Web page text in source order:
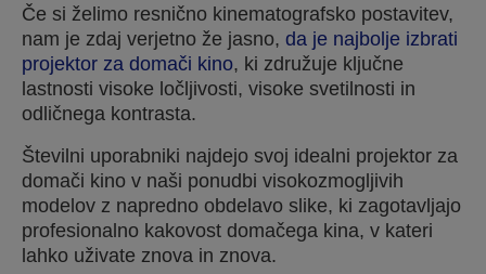
Če si želimo resnično kinematografsko postavitev,
nam je zdaj verjetno že jasno, da je najbolje izbrati
projektor za domači kino, ki združuje ključne
lastnosti visoke ločljivosti, visoke svetilnosti in
odličnega kontrasta.
Številni uporabniki najdejo svoj idealni projektor za
domači kino v naši ponudbi visokozmogljivih
modelov z napredno obdelavo slike, ki zagotavljajo
profesionalno kakovost domačega kina, v kateri
lahko uživate znova in znova.